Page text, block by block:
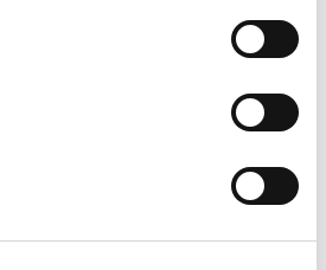
約（
外部サイト）
リシー（
ポリシー（外部サイト）
います。
の転換：第7次エネルギ